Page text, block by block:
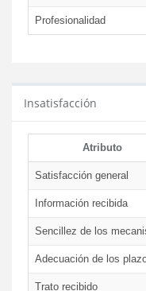
Profesionalidad
Insatisfacción
Atributo
Satisfacción general
Información recibida
Sencillez de los
Adecuación de los
Trato recibido